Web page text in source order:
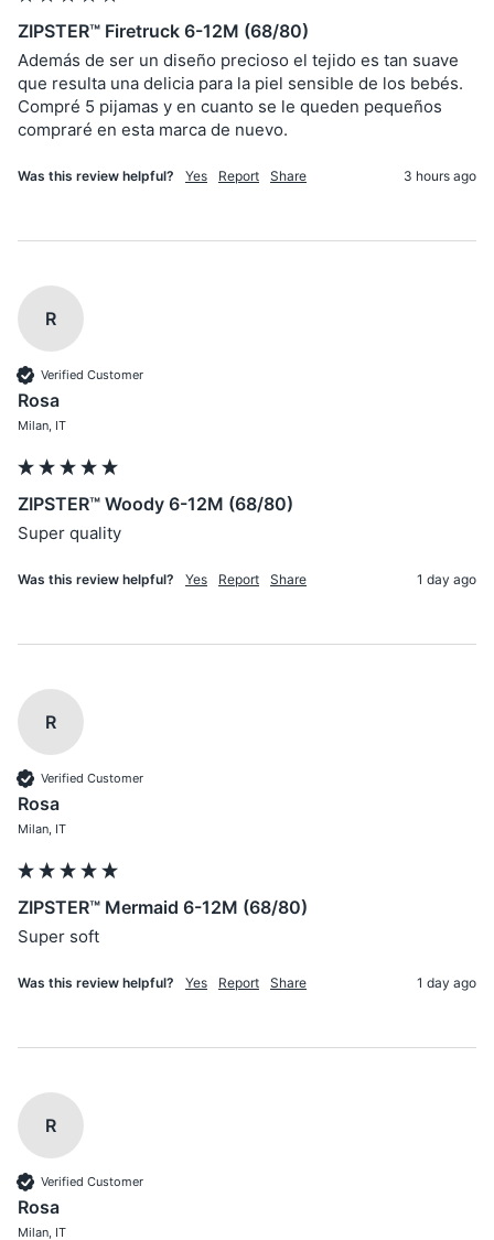
ZIPSTER™ Firetruck 6-12M (68/80)
Además de ser un diseño precioso el tejido es tan suave
que resulta una delicia para la piel sensible de los bebés.
Compré 5 pijamas y en cuanto se le queden pequeños
compraré en esta marca de nuevo.
Was this review helpful? Yes Report Share 3 hours ago
R
Verified Customer
Rosa
Milan, IT
ZIPSTER™ Woody 6-12M (68/80)
Super quality
Was this review helpful? Yes Report Share 1 day ago
R
Verified Customer
Rosa
Milan, IT
ZIPSTER™ Mermaid 6-12M (68/80)
Super soft
Was this review helpful? Yes Report Share 1 day ago
R
Verified Customer
Rosa
Milan, IT